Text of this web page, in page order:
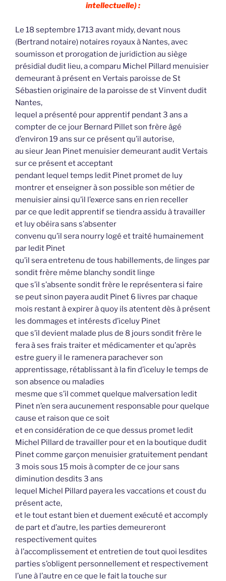
intellectuelle) :
Le 18 septembre 1713 avant midy, devant nous
(Bertrand notaire) notaires royaux à Nantes, avec
soumisson et prorogation de juridiction au siège
présidial dudit lieu, a comparu Michel Pillard menuisier
demeurant à présent en Vertais paroisse de St
Sébastien originaire de la paroisse de st Vinvent dudit
Nantes,
lequel a présenté pour apprentif pendant 3 ans a
compter de ce jour Bernard Pillet son frère âgé
d’environ 19 ans sur ce présent qu’il autorise,
au sieur Jean Pinet menuisier demeurant audit Vertais
sur ce présent et acceptant
pendant lequel temps ledit Pinet promet de luy
montrer et enseigner à son possible son métier de
menuisier ainsi qu’il l’exerce sans en rien receller
par ce que ledit apprentif se tiendra assidu à travailler
et luy obéira sans s’absenter
convenu qu’il sera nourry logé et traité humainement
par ledit Pinet
qu’il sera entretenu de tous habillements, de linges par
sondit frère même blanchy sondit linge
que s’il s’absente sondit frère le représentera si faire
se peut sinon payera audit Pinet 6 livres par chaque
mois restant à expirer à quoy ils atentent dès à présent
les dommages et intérests d’iceluy Pinet
que s’il devient malade plus de 8 jours sondit frère le
fera à ses frais traiter et médicamenter et qu’après
estre guery il le ramenera parachever son
apprentissage, rétablissant à la fin d’iceluy le temps de
son absence ou maladies
mesme que s’il commet quelque malversation ledit
Pinet n’en sera aucunement responsable pour quelque
cause et raison que ce soit
et en considération de ce que dessus promet ledit
Michel Pillard de travailler pour et en la boutique dudit
Pinet comme garçon menuisier gratuitement pendant
3 mois sous 15 mois à compter de ce jour sans
diminution desdits 3 ans
lequel Michel Pillard payera les vaccations et coust du
présent acte,
et le tout estant bien et duement exécuté et accomply
de part et d’autre, les parties demeureront
respectivement quites
à l’accomplissement et entretien de tout quoi lesdites
parties s’obligent personnellement et respectivement
l’une à l’autre en ce que le fait la touche sur